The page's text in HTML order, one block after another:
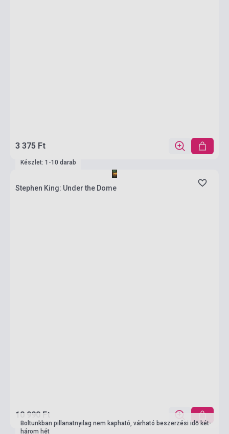
3 375 Ft
Készlet: 1-10 darab
Stephen King: Under the Dome
10 990 Ft
Boltunkban pillanatnyilag nem kapható, várható beszerzési idő két-
három hét